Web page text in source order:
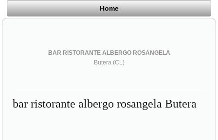
Home
BAR RISTORANTE ALBERGO ROSANGELA
Butera (CL)
bar ristorante albergo rosangela Butera